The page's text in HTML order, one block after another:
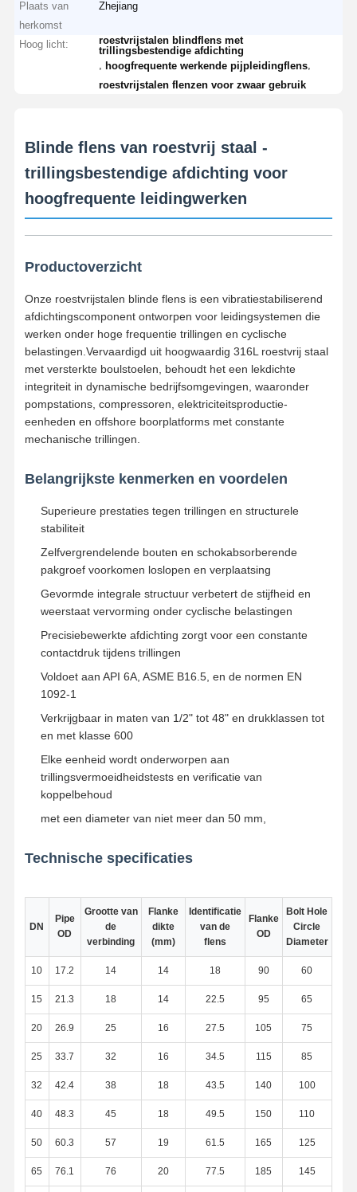
Thuis
Alle Gevallen
Buttweldbuizen van roestvrij staal
Roestvrij staal Gesmede Pijpmontage
Roestvrij staalflenzen
roestvrijstalen klep
Plaats van
herkomst
Zhejiang
Hoog licht:
roestvrijstalen blindflens met
trillingsbestendige afdichting
hoogfrequente werkende pijpleidingflens
roestvrijstalen flenzen voor zwaar gebruik
Blinde flens van roestvrij staal -
trillingsbestendige afdichting voor
hoogfrequente leidingwerken
Productoverzicht
Onze roestvrijstalen blinde flens is een vibratiestabiliserend
afdichtingscomponent ontworpen voor leidingsystemen die
werken onder hoge frequentie trillingen en cyclische
belastingen.Vervaardigd uit hoogwaardig 316L roestvrij staal
met versterkte boulstoelen, behoudt het een lekdichte
integriteit in dynamische bedrijfsomgevingen, waaronder
pompstations, compressoren, elektriciteitsproductie-
eenheden en offshore boorplatforms met constante
mechanische trillingen.
Belangrijkste kenmerken en voordelen
Superieure prestaties tegen trillingen en structurele
stabiliteit
Zelfvergrendelende bouten en schokabsorberende
pakgroef voorkomen loslopen en verplaatsing
Gevormde integrale structuur verbetert de stijfheid en
weerstaat vervorming onder cyclische belastingen
Precisiebewerkte afdichting zorgt voor een constante
contactdruk tijdens trillingen
Voldoet aan API 6A, ASME B16.5, en de normen EN
1092-1
Verkrijgbaar in maten van 1/2" tot 48" en drukklassen tot
en met klasse 600
Elke eenheid wordt onderworpen aan
trillingsvermoeidheidstests en verificatie van
koppelbehoud
met een diameter van niet meer dan 50 mm,
Technische specificaties
DN
Pipe
OD
Grootte van
de
verbinding
Flanke
dikte
(mm)
Identificatie
van de
flens
Flanke
OD
Bolt Hole
Circle
Diameter
10 17.2 14 14 18 90 60
15 21.3 18 14 22.5 95 65
20 26.9 25 16 27.5 105 75
25 33.7 32 16 34.5 115 85
32 42.4 38 18 43.5 140 100
40 48.3 45 18 49.5 150 110
50 60.3 57 19 61.5 165 125
65 76.1 76 20 77.5 185 145